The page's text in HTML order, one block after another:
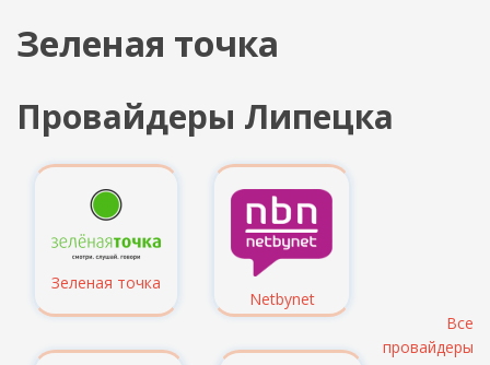
Зеленая точка
Провайдеры Липецка
Зеленая точка
Netbynet
Все
провайдеры